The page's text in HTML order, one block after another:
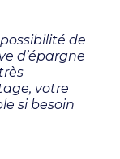
de
d’épargne
votre
si besoin